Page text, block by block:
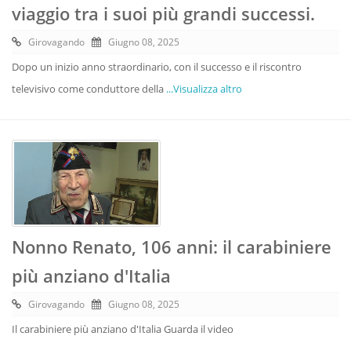
viaggio tra i suoi più grandi successi.
Girovagando Giugno 08, 2025
Dopo un inizio anno straordinario, con il successo e il riscontro
televisivo come conduttore della ...Visualizza altro
Nonno Renato, 106 anni: il carabiniere
più anziano d'Italia
Girovagando Giugno 08, 2025
Il carabiniere più anziano d'Italia Guarda il video